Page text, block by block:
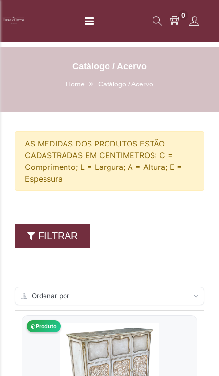
0
Catálogo / Acervo
Home Catálogo / Acervo
AS MEDIDAS DOS PRODUTOS ESTÃO
CADASTRADAS EM CENTIMETROS: C =
Comprimento; L = Largura; A = Altura; E =
Espessura
FILTRAR
Produto